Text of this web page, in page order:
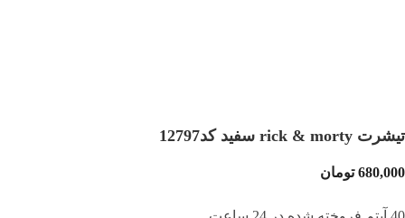
تیشرت rick & morty سفید کد12797
680,000 تومان